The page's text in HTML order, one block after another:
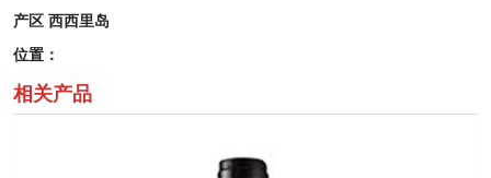
产区 西西里岛
位置：
相关产品